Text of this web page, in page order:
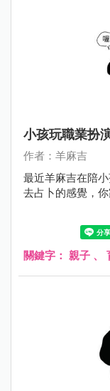
小孩玩職業扮
作者：羊麻吉
最近羊麻吉在陪
去占卜的感覺，
關鍵字： 親子 、